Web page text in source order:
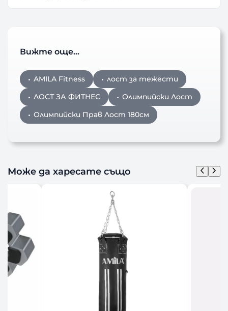
Вижте още…
AMILA Fitness
лост за тежести
ЛОСТ ЗА ФИТНЕС
Олимпийски Лост
Олимпийски Прав Лост 180см
Може да харесате също